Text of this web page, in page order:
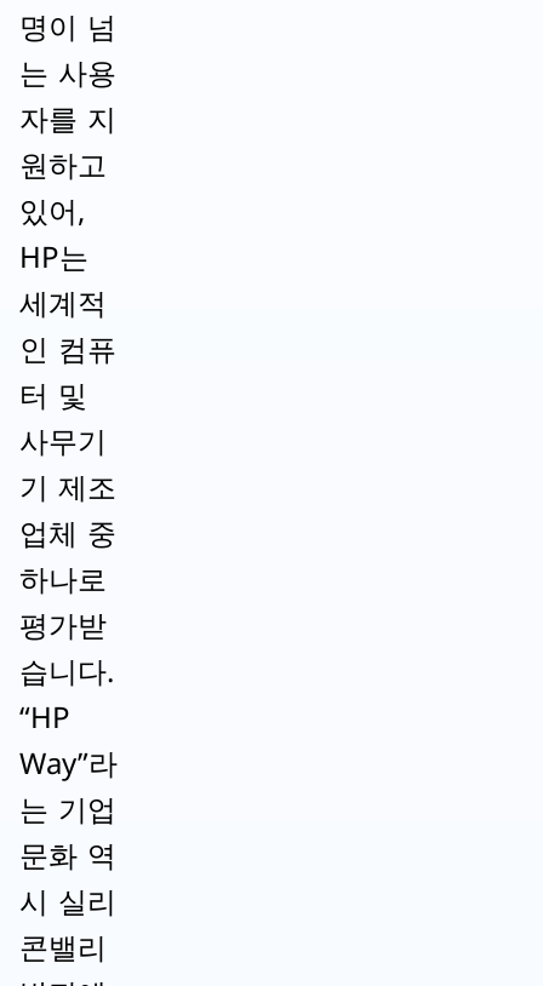
명이 넘
는 사용
자를 지
원하고
있어,
HP는
세계적
인 컴퓨
터 및
사무기
기 제조
업체 중
하나로
평가받
습니다.
“HP
Way”라
는 기업
문화 역
시 실리
콘밸리